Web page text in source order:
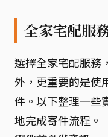
全家宅配服
選擇全家宅配服務
外，更重要的是使
件。以下整理一些
地完成寄件流程。